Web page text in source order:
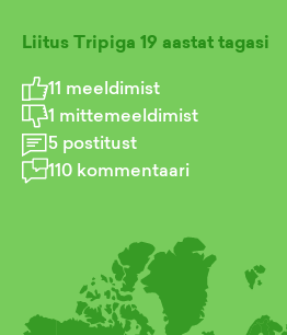
Liitus Tripiga 19 aastat tagasi
11 meeldimist
1 mittemeeldimist
5 postitust
110 kommentaari